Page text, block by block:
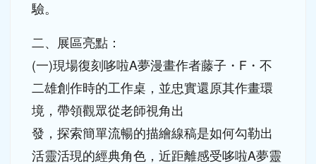
二、展區亮點：
(一)現場復刻哆啦A夢漫畫作者藤子・F・不
二雄創作時的工作桌，並忠實還原其作畫環
境，帶領觀眾從老師視角出
發，探索簡單流暢的描繪線稿是如何勾勒出
活靈活現的經典角色，近距離感受哆啦A夢靈
感誕生的瞬間與創作過